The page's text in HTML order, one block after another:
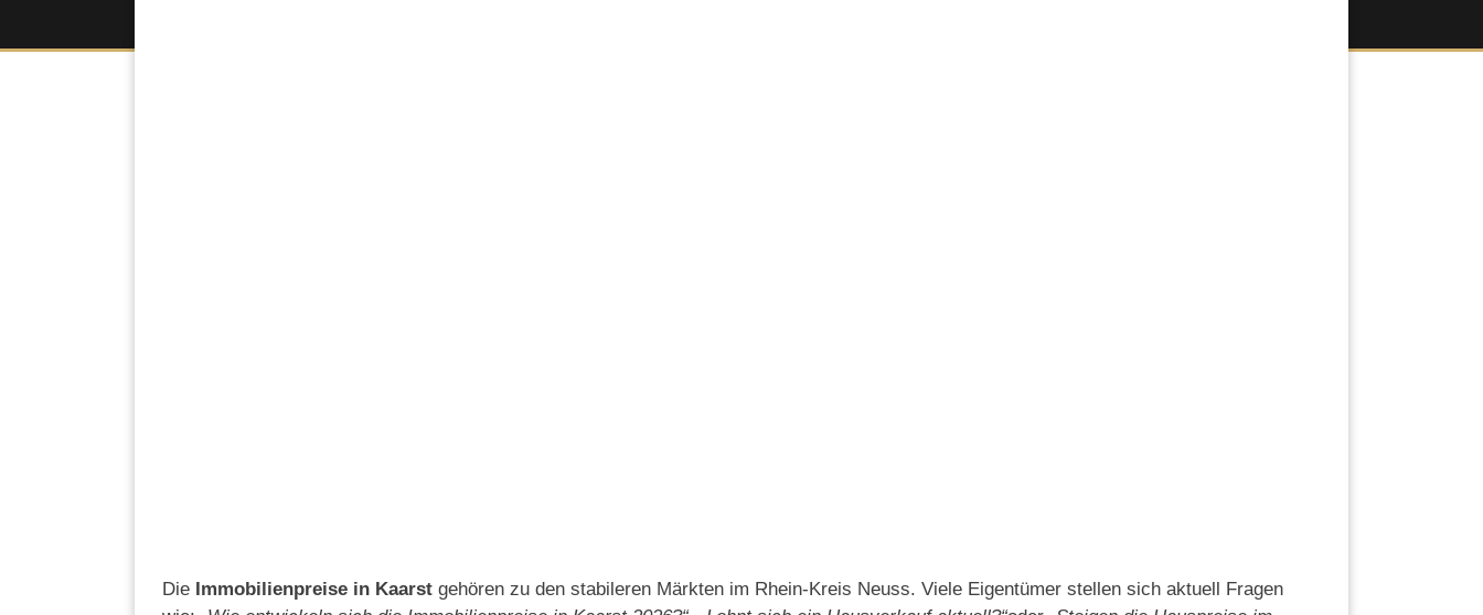
Die Immobilienpreise in Kaarst gehören zu den stabileren Märkten im Rhein-Kreis Neuss. Viele Eigentümer stellen sich aktuell Fragen